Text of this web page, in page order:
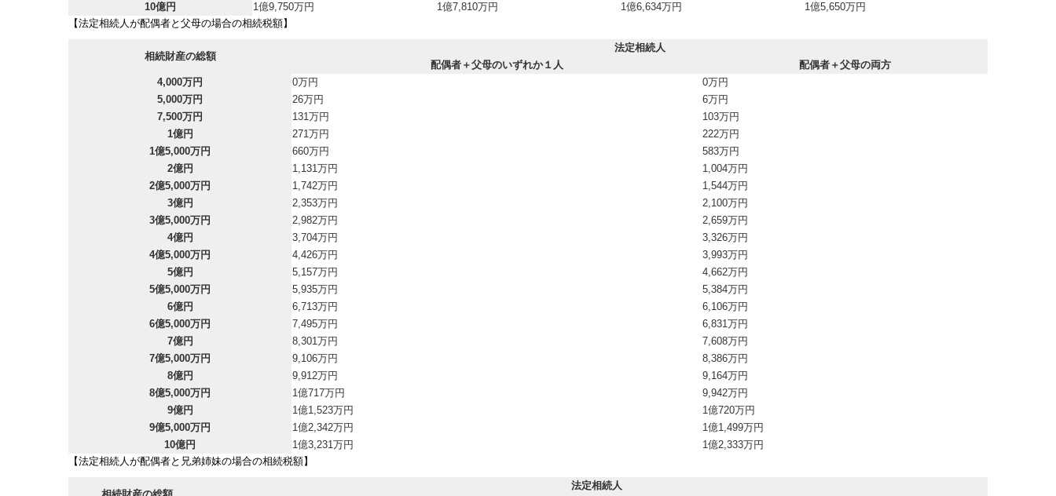
10億円
1億9,750万円 1億7,810万円 1億6,634万円
1億5,650万円
【法定相続人が配偶者と父母の場合の相続税額】
相続財産の総額
法定相続人
配偶者＋父母のいずれか１人
配偶者＋父母の両方
4,000万円
0万円
0万円
5,000万円
26万円
6万円
7,500万円
131万円
103万円
1億円
271万円
222万円
1億5,000万円
660万円
583万円
2億円
1,131万円
1,004万円
2億5,000万円
1,742万円
1,544万円
3億円
2,353万円
2,100万円
3億5,000万円
2,982万円
2,659万円
4億円
3,704万円
3,326万円
4億5,000万円
4,426万円
3,993万円
5億円
5,157万円
4,662万円
5億5,000万円
5,935万円
5,384万円
6億円
6,713万円
6,106万円
6億5,000万円
7,495万円
6,831万円
7億円
8,301万円
7,608万円
7億5,000万円
9,106万円
8,386万円
8億円
9,912万円
9,164万円
8億5,000万円
1億717万円
9,942万円
9億円
1億1,523万円
1億720万円
9億5,000万円
1億2,342万円
1億1,499万円
10億円
1億3,231万円
1億2,333万円
【法定相続人が配偶者と兄弟姉妹の場合の相続税額】
法定相続人